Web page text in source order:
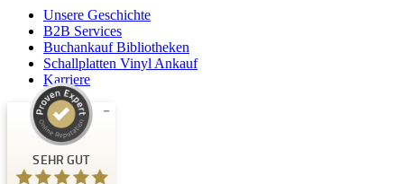
Unsere Geschichte
B2B Services
Buchankauf Bibliotheken
Schallplatten Vinyl Ankauf
Karriere
SEHR GUT
Kundenbewertungen und Erfahrungen zu